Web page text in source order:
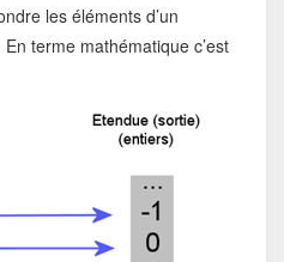
les éléments d’un
terme mathématique c’est